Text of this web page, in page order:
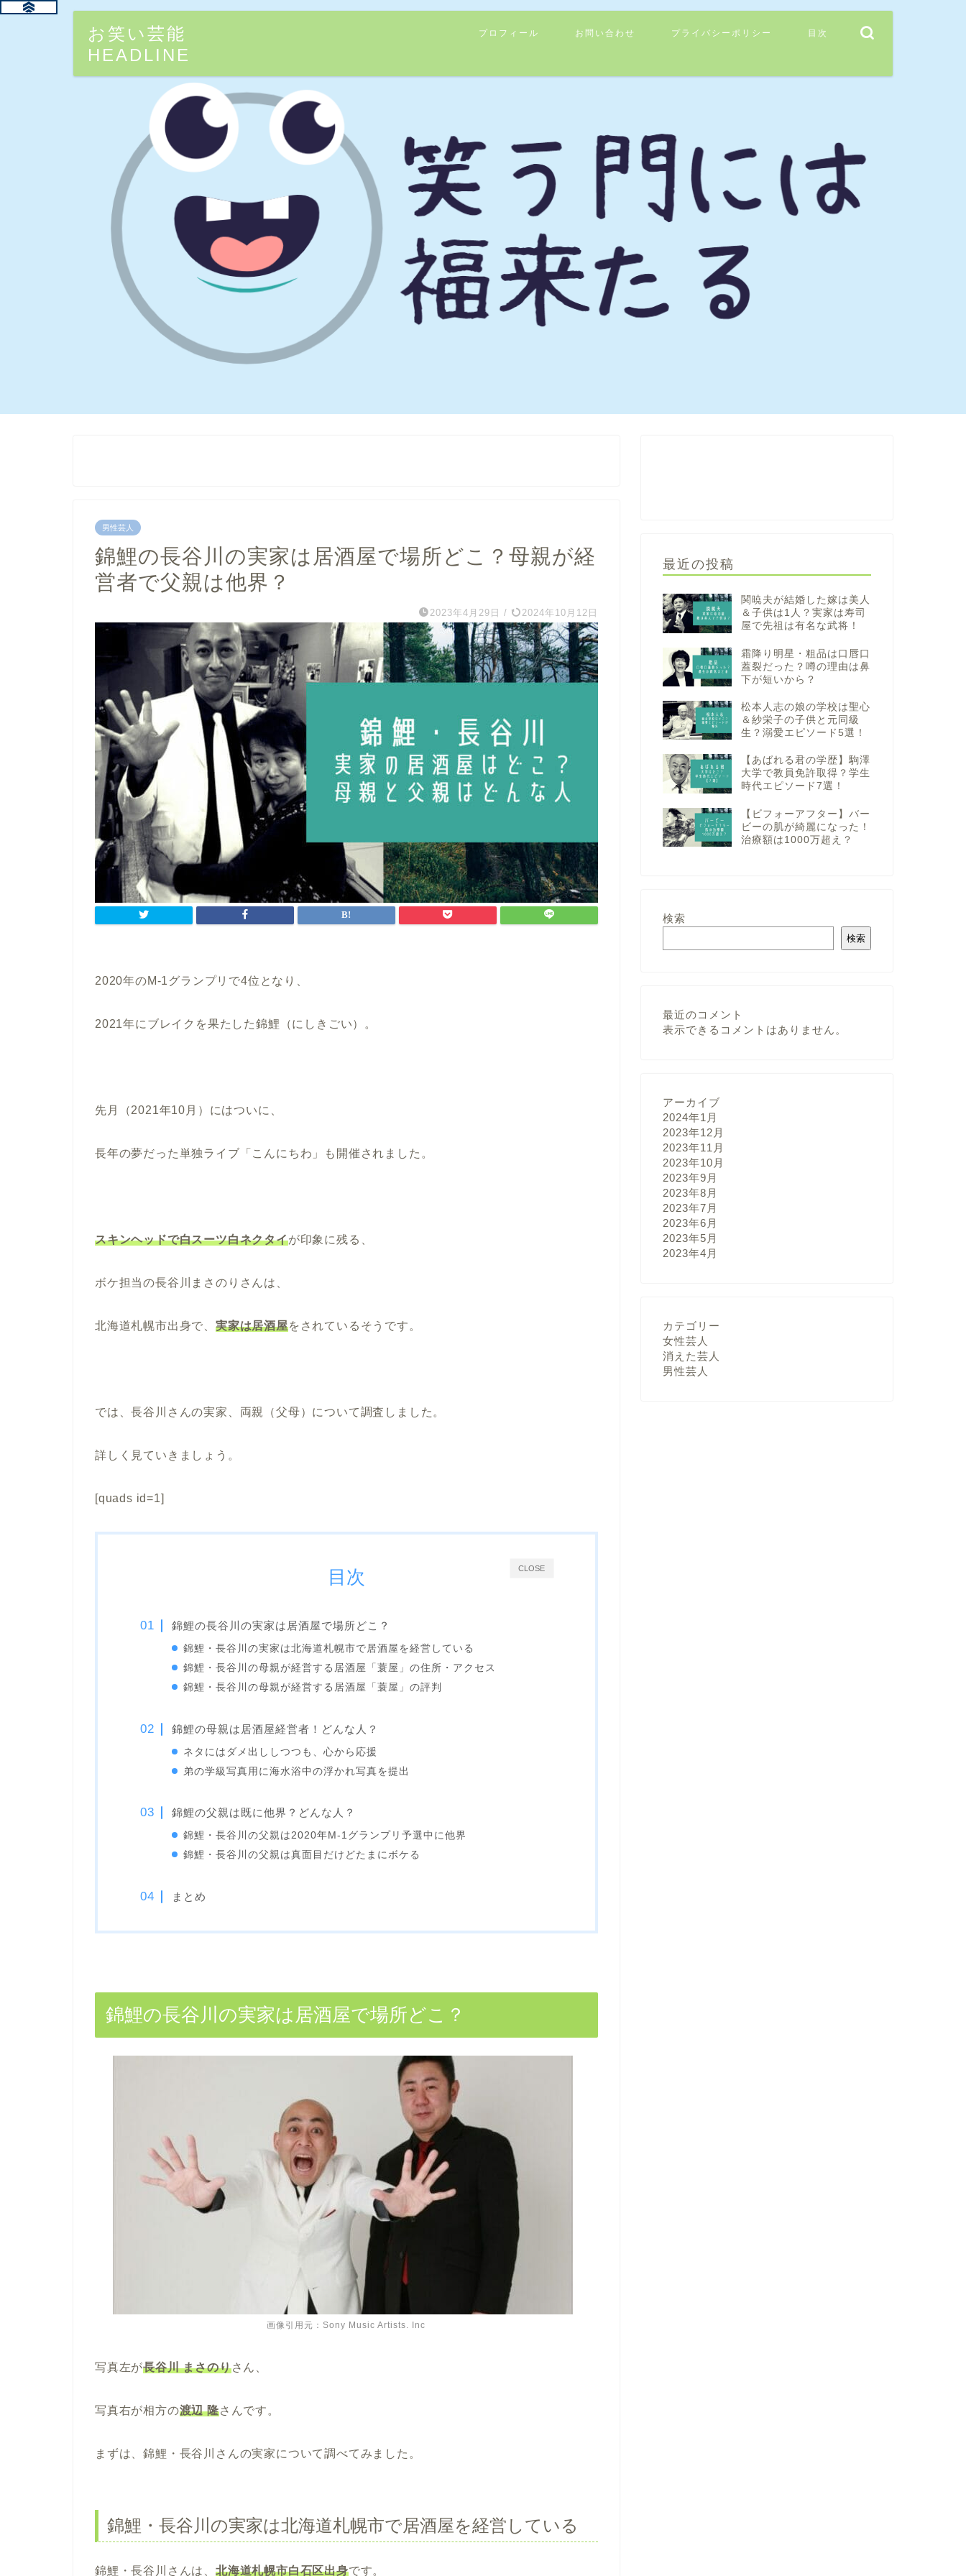
お笑い芸能
HEADLINE
プロフィール お問い合わせ プライバシーポリシー 目次
男性芸人
錦鯉の長谷川の実家は居酒屋で場所どこ？母親が経
営者で父親は他界？
2023年4月29日 / 2024年10月12日
2020年のM-1グランプリで4位となり、
2021年にブレイクを果たした錦鯉（にしきごい）。
先月（2021年10月）にはついに、
長年の夢だった単独ライブ「こんにちわ」も開催されました。
スキンヘッドで白スーツ白ネクタイが印象に残る、
ボケ担当の長谷川まさのりさんは、
北海道札幌市出身で、 実家は居酒屋をされているそうです。
では、長谷川さんの実家、両親（父母）について調査しました。
詳しく見ていきましょう。
[quads id=1]
CLOSE
目次
錦鯉の長谷川の実家は居酒屋で場所どこ？
錦鯉・長谷川の実家は北海道札幌市で居酒屋を経営している
錦鯉・長谷川の母親が経営する居酒屋「蓑屋」の住所・アクセス
錦鯉・長谷川の母親が経営する居酒屋「蓑屋」の評判
錦鯉の母親は居酒屋経営者！どんな人？
ネタにはダメ出ししつつも、心から応援
弟の学級写真用に海水浴中の浮かれ写真を提出
錦鯉の父親は既に他界？どんな人？
錦鯉・長谷川の父親は2020年M-1グランプリ予選中に他界
錦鯉・長谷川の父親は真面目だけどたまにボケる
まとめ
錦鯉の長谷川の実家は居酒屋で場所どこ？
画像引用元：Sony Music Artists. Inc
写真左が長谷川 まさのりさん、
写真右が相方の渡辺 隆さんです。
まずは、錦鯉・長谷川さんの実家について調べてみました。
錦鯉・長谷川の実家は北海道札幌市で居酒屋を経営している
錦鯉・長谷川さんは、 北海道札幌市白石区出身です。
最近の投稿
関暁夫が結婚した嫁は美人
＆子供は1人？実家は寿司
屋で先祖は有名な武将！
霜降り明星・粗品は口唇口
蓋裂だった？噂の理由は鼻
下が短いから？
松本人志の娘の学校は聖心
＆紗栄子の子供と元同級
生？溺愛エピソード5選！
【あばれる君の学歴】駒澤
大学で教員免許取得？学生
時代エピソード7選！
【ビフォーアフター】バー
ビーの肌が綺麗になった！
治療額は1000万超え？
検索
検索
最近のコメント
表示できるコメントはありません。
アーカイブ
2024年1月
2023年12月
2023年11月
2023年10月
2023年9月
2023年8月
2023年7月
2023年6月
2023年5月
2023年4月
カテゴリー
女性芸人
消えた芸人
男性芸人